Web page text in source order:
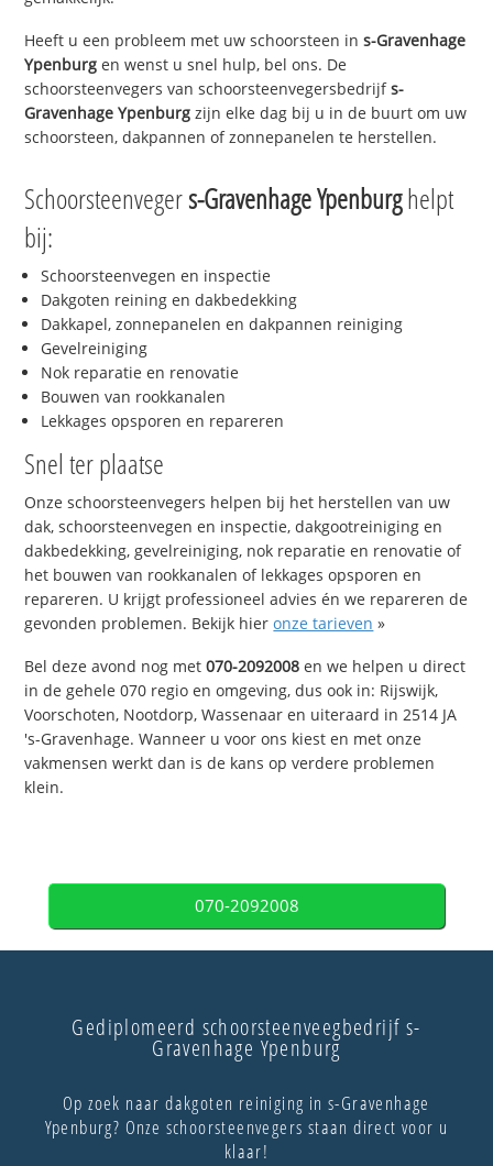
Heeft u een probleem met uw schoorsteen ins-Gravenhage
Ypenburg en wenst u snel hulp, bel ons. De
schoorsteenvegers van schoorsteenvegersbedrijfs-
Gravenhage Ypenburg zijn elke dag bij u in de buurt om uw
schoorsteen, dakpannen of zonnepanelen te herstellen.
Schoorsteenvegers-Gravenhage Ypenburghelpt
bij:
Schoorsteenvegen en inspectie
Dakgoten reining en dakbedekking
Dakkapel, zonnepanelen en dakpannen reiniging
Gevelreiniging
Nok reparatie en renovatie
Bouwen van rookkanalen
Lekkages opsporen en repareren
Snel ter plaatse
Onze schoorsteenvegers helpen bij het herstellen van uw
dak, schoorsteenvegen en inspectie, dakgootreiniging en
dakbedekking, gevelreiniging, nok reparatie en renovatie of
het bouwen van rookkanalen of lekkages opsporen en
repareren. U krijgt professioneel advies én we repareren de
gevonden problemen. Bekijk hieronze tarieven »
Bel deze avond nog met070-2092008 en we helpen u direct
in de gehele 070 regio en omgeving, dus ook in: Rijswijk,
Voorschoten, Nootdorp, Wassenaar en uiteraard in 2514 JA
's-Gravenhage. Wanneer u voor ons kiest en met onze
vakmensen werkt dan is de kans op verdere problemen
klein.
070-2092008
Gediplomeerd schoorsteenveegbedrijf s-
Gravenhage Ypenburg
Op zoek naar dakgoten reiniging in s-Gravenhage
Ypenburg? Onze schoorsteenvegers staan direct voor u
klaar!